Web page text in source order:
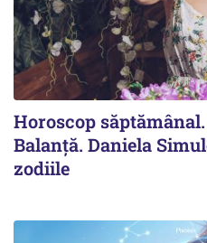
Horoscop
Balanță. Daniela
zodiile